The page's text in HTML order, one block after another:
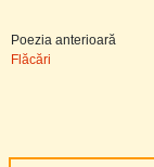
Poezia anterioară
Flăcări